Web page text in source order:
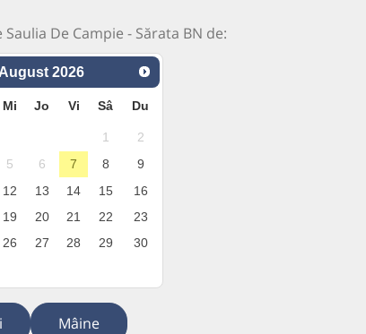
De Campie - Sărata BN de:
August 2026
Mi Jo Vi Sâ Du
1
2
5 6 7 8
9
12 13 14 15
16
19 20 21 22
23
26 27 28 29
30
Mâine